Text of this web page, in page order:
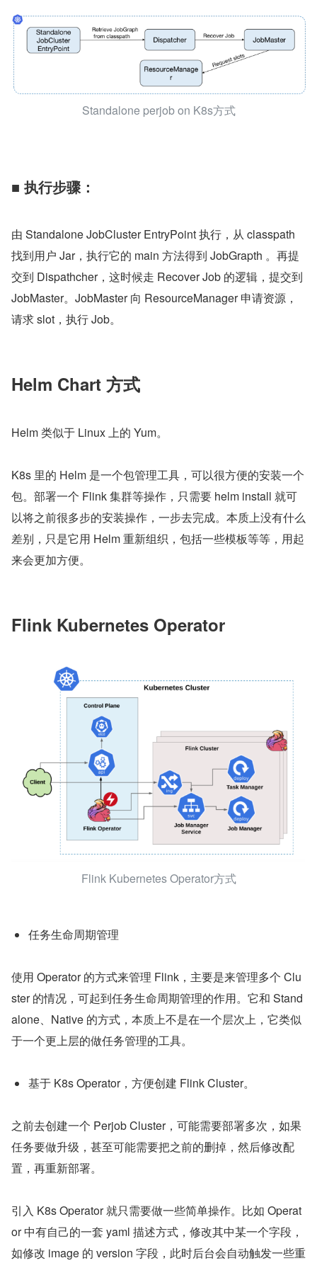
Standalone perjob on K8s方式
■ 执行步骤：
由 Standalone JobCluster EntryPoint 执行，从 classpath
找到用户 Jar，执行它的 main 方法得到 JobGrapth 。再提
交到 Dispathcher，这时候走 Recover Job 的逻辑，提交到
JobMaster。JobMaster 向 ResourceManager 申请资源，
请求 slot，执行 Job。
Helm Chart 方式
Helm 类似于 Linux 上的 Yum。
K8s 里的 Helm 是一个包管理工具，可以很方便的安装一个
包。部署一个 Flink 集群等操作，只需要 helm install 就可
以将之前很多步的安装操作，一步去完成。本质上没有什么
差别，只是它用 Helm 重新组织，包括一些模板等等，用起
来会更加方便。
Flink Kubernetes Operator
Flink Kubernetes Operator方式
任务生命周期管理
使用 Operator 的方式来管理 Flink，主要是来管理多个 Clu
ster 的情况，可起到任务生命周期管理的作用。它和 Stand
alone、Native 的方式，本质上不是在一个层次上，它类似
于一个更上层的做任务管理的工具。
基于 K8s Operator，方便创建 Flink Cluster。
之前去创建一个 Perjob Cluster，可能需要部署多次，如果
任务要做升级，甚至可能需要把之前的删掉，然后修改配
置，再重新部署。
引入 K8s Operator 就只需要做一些简单操作。比如 Operat
or 中有自己的一套 yaml 描述方式，修改其中某一个字段，
如修改 image 的 version 字段，此时后台会自动触发一些重